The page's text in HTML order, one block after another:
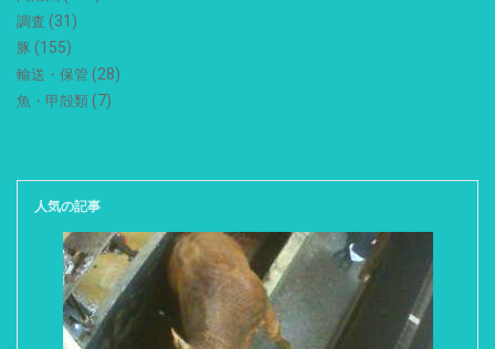
調査 (31)
豚 (155)
輸送・保管 (28)
魚・甲殻類 (7)
人気の記事